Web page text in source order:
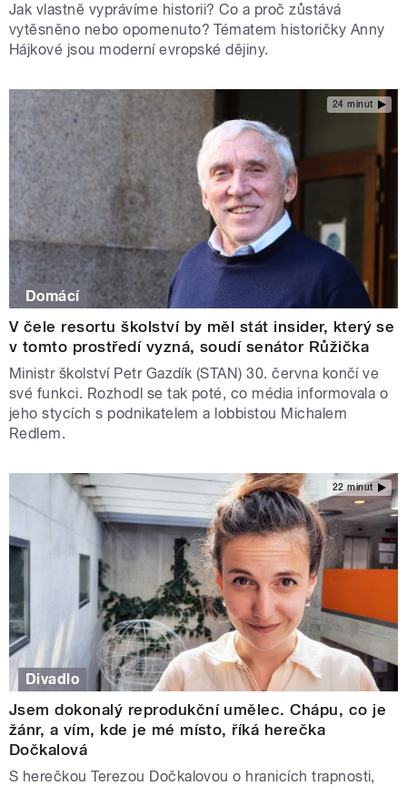
Jak vlastně vyprávíme historii? Co a proč zůstává
vytěsněno nebo opomenuto? Tématem historičky Anny
Hájkové jsou moderní evropské dějiny.
24 minut
Domácí
V čele resortu školství by měl stát insider, který se
v tomto prostředí vyzná, soudí senátor Růžička
Ministr školství Petr Gazdík (STAN) 30. června končí ve
své funkci. Rozhodl se tak poté, co média informovala o
jeho stycích s podnikatelem a lobbistou Michalem
Redlem.
22 minut
Divadlo
Jsem dokonalý reprodukční umělec. Chápu, co je
žánr, a vím, kde je mé místo, říká herečka
Dočkalová
S herečkou Terezou Dočkalovou o hranicích trapnosti,